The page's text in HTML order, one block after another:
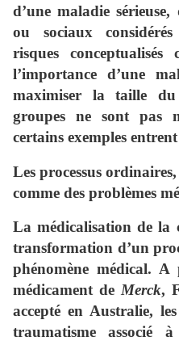
d’une maladie
ou sociaux
risques
l’importance d’une
maximiser la taille du
groupes ne sont pas
certains exemples
Les processus
comme des problèmes
La médicalisation de la
transformation d’un
phénomène médical.
médicament de Merck,
accepté en Australie,
traumatisme associé